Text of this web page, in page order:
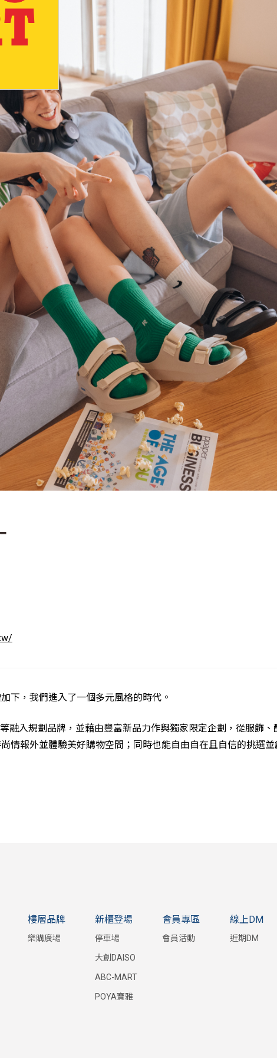
下，我們進入了一個多元風格的時代。
融入規劃品牌，並藉由豐富新品力作與獨家限定企劃，從服飾
情報外並體驗美好購物空間；同時也能自由自在且自信的挑選並
樓層品牌
樂購廣場
新櫃登場
停車場
大創DAISO
ABC-MART
POYA寶雅
會員專區
會員活動
線上DM
近期DM